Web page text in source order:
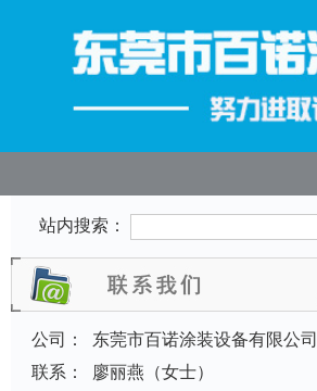
站内搜索：
公司：
东莞市百诺涂装设备有限公司
联系：
廖丽燕（女士）